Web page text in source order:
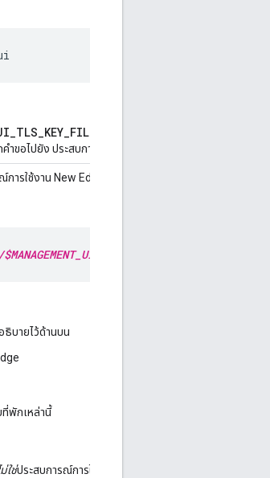
ำขอไปยัง ประสบการณ์การใช้งาน Edge ใหม่จะผ่าน HTTP
การใช้งาน New Edge
บายไว้ด้านบน
ที่พักเหล่านี้
ม่ใช่ประสบการณ์การใช้งาน New Edge